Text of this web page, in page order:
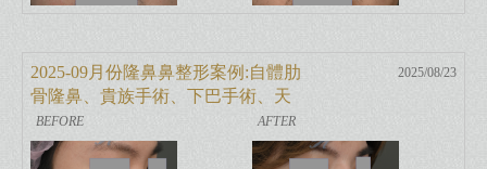
2025-09月份隆鼻鼻整形案例:自體肋
骨隆鼻、貴族手術、下巴手術、天
鵝頸
2025/08/23